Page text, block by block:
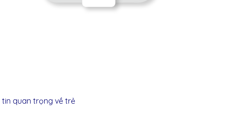
tin quan trọng về trẻ